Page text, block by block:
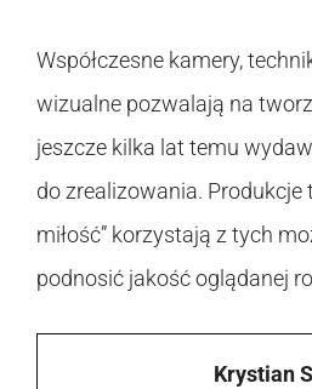
Współczesne kamery,
wizualne pozwalają na
jeszcze kilka lat temu
do zrealizowania. Produkcje
miłość” korzystają z tych
podnosić jakość oglądanej
Krystian